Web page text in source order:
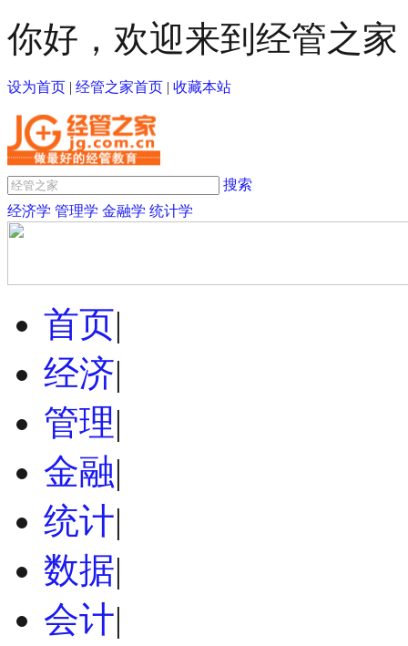
你好，欢迎来到经管之家
设为首页 | 经管之家首页 | 收藏本站
搜索
经济学 管理学 金融学 统计学
首页|
经济|
管理|
金融|
统计|
数据|
会计|